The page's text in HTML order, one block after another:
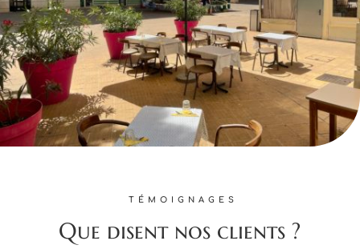
TÉMOIGNAGES
Que disent nos clients ?